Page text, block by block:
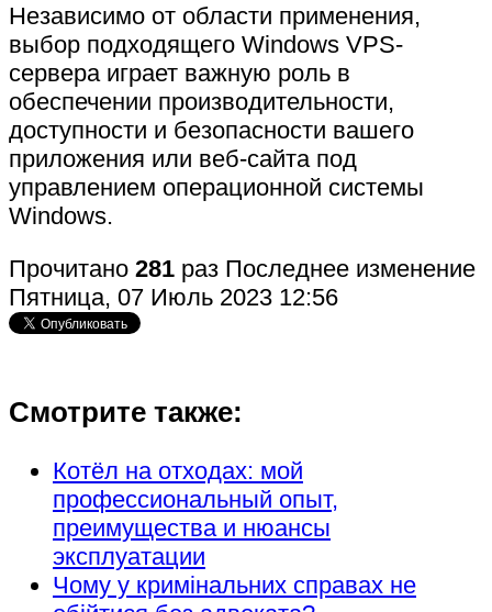
Независимо от области применения,
выбор подходящего Windows VPS-
сервера играет важную роль в
обеспечении производительности,
доступности и безопасности вашего
приложения или веб-сайта под
управлением операционной системы
Windows.
Прочитано 281 раз Последнее изменение
Пятница, 07 Июль 2023 12:56
Смотрите также:
Котёл на отходах: мой
профессиональный опыт,
преимущества и нюансы
эксплуатации
Чому у кримінальних справах не